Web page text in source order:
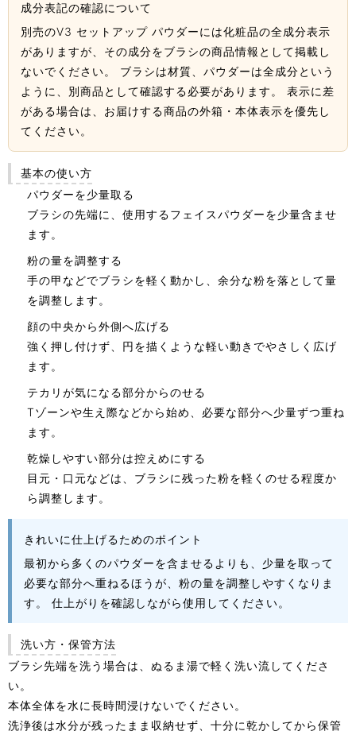
成分表記の確認について
別売のV3 セットアップ パウダーには化粧品の全成分表示
がありますが、その成分をブラシの商品情報として掲載し
ないでください。 ブラシは材質、パウダーは全成分という
ように、別商品として確認する必要があります。 表示に差
がある場合は、お届けする商品の外箱・本体表示を優先し
てください。
基本の使い方
パウダーを少量取る
ブラシの先端に、使用するフェイスパウダーを少量含ませ
ます。
粉の量を調整する
手の甲などでブラシを軽く動かし、余分な粉を落として量
を調整します。
顔の中央から外側へ広げる
強く押し付けず、円を描くような軽い動きでやさしく広げ
ます。
テカリが気になる部分からのせる
Tゾーンや生え際などから始め、必要な部分へ少量ずつ重ね
ます。
乾燥しやすい部分は控えめにする
目元・口元などは、ブラシに残った粉を軽くのせる程度か
ら調整します。
きれいに仕上げるためのポイント
最初から多くのパウダーを含ませるよりも、少量を取って
必要な部分へ重ねるほうが、粉の量を調整しやすくなりま
す。 仕上がりを確認しながら使用してください。
洗い方・保管方法
ブラシ先端を洗う場合は、ぬるま湯で軽く洗い流してくださ
い。
本体全体を水に長時間浸けないでください。
洗浄後は水分が残ったまま収納せず、十分に乾かしてから保管